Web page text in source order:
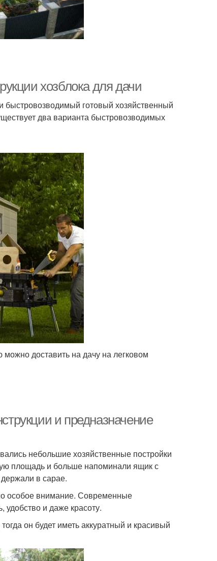
хозблока для дачи
быстровозводимый готовый хозяйственный
два варианта быстровозводимых
доставить на дачу на легковом
и предназначение
небольшие хозяйственные постройки
площадь и больше напоминали ящик с
в сарае.
особое внимание. Современные
удобство и даже красоту.
он будет иметь аккуратный и красивый